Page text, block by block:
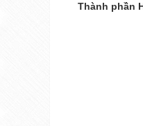
Thành phần